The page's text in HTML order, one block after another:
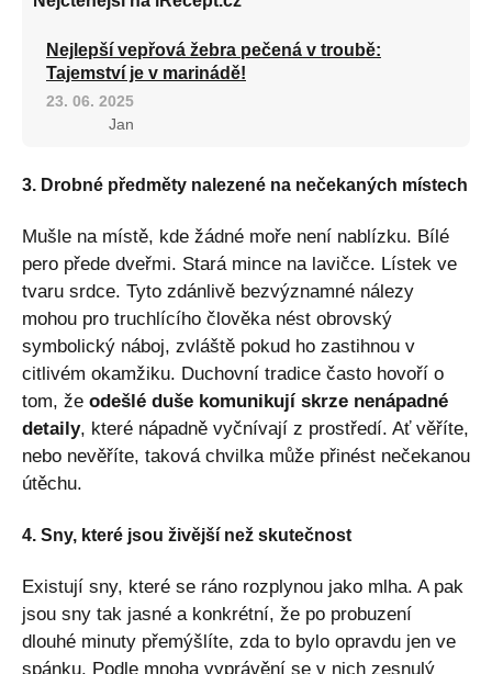
Nejlepší vepřová žebra pečená v troubě:
Tajemství je v marinádě!
23. 06. 2025
Jan
3. Drobné předměty nalezené na nečekaných místech
Mušle na místě, kde žádné moře není nablízku. Bílé
pero přede dveřmi. Stará mince na lavičce. Lístek ve
tvaru srdce. Tyto zdánlivě bezvýznamné nálezy
mohou pro truchlícího člověka nést obrovský
symbolický náboj, zvláště pokud ho zastihnou v
citlivém okamžiku. Duchovní tradice často hovoří o
tom, že odešlé duše komunikují skrze nenápadné
detaily, které nápadně vyčnívají z prostředí. Ať věříte,
nebo nevěříte, taková chvilka může přinést nečekanou
útěchu.
4. Sny, které jsou živější než skutečnost
Existují sny, které se ráno rozplynou jako mlha. A pak
jsou sny tak jasné a konkrétní, že po probuzení
dlouhé minuty přemýšlíte, zda to bylo opravdu jen ve
spánku. Podle mnoha vyprávění se v nich zesnulý